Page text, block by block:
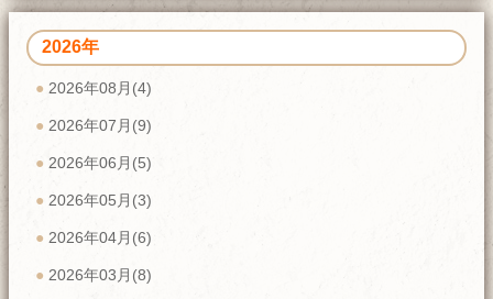
2026年
2026年08月(4)
2026年07月(9)
2026年06月(5)
2026年05月(3)
2026年04月(6)
2026年03月(8)